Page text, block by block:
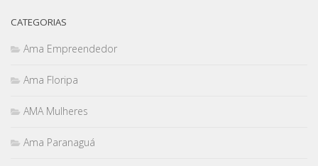
CATEGORIAS
Ama Empreendedor
Ama Floripa
AMA Mulheres
Ama Paranaguá